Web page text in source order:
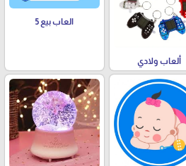
ألعاب ولادي
العاب بيع 5